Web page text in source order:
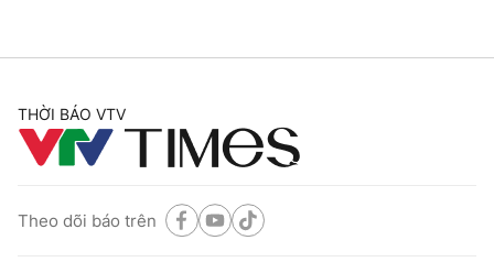
THỜI BÁO VTV
Theo dõi báo trên